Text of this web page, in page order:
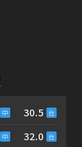
30.5
32.0